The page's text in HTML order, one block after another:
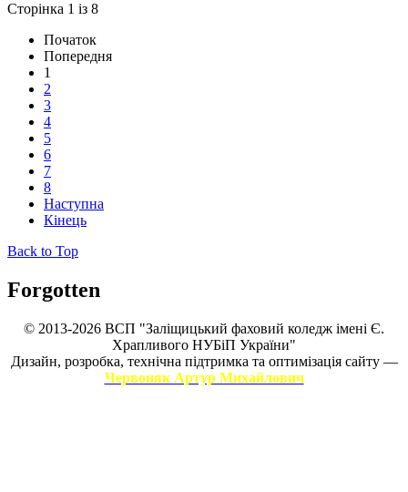
Сторінка 1 із 8
Початок
Попередня
1
2
3
4
5
6
7
8
Наступна
Кінець
Back to Top
Forgotten
© 2013-2026 ВСП "Заліщицький фаховий коледж імені Є.
Храпливого НУБіП України"
Дизайн, розробка, технічна підтримка та оптимізація сайту —
Червоняк Артур Михайлович